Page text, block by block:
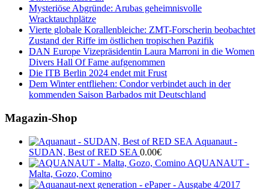
Mysteriöse Abgründe: Arubas geheimnisvolle
Wracktauchplätze
Vierte globale Korallenbleiche: ZMT-Forscherin beobachtet
Zustand der Riffe im östlichen tropischen Pazifik
DAN Europe Vizepräsidentin Laura Marroni in die Women
Divers Hall Of Fame aufgenommen
Die ITB Berlin 2024 endet mit Frust
Dem Winter entfliehen: Condor verbindet auch in der
kommenden Saison Barbados mit Deutschland
Magazin-Shop
Aquanaut -
SUDAN, Best of RED SEA 0.00€
AQUANAUT -
Malta, Gozo, Comino